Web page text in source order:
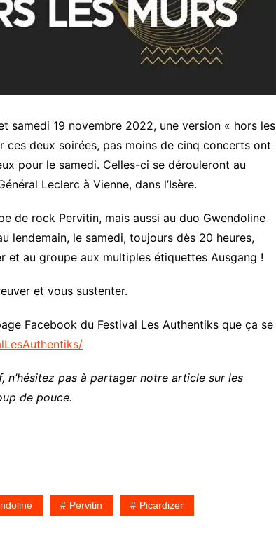
samedi 19 novembre 2022, une version « hors les
ces deux soirées, pas moins de cinq concerts ont
pour le samedi. Celles-ci se dérouleront au
Leclerc à Vienne, dans l’Isère.
de rock Pervitin, mais aussi au duo Gwendoline
lendemain, le samedi, toujours dès 20 heures,
et au groupe aux multiples étiquettes Ausgang !
et vous sustenter.
Facebook du Festival Les Authentiks que ça se
pas à partager notre article sur les
de pouce.
Pervitin Picardizer